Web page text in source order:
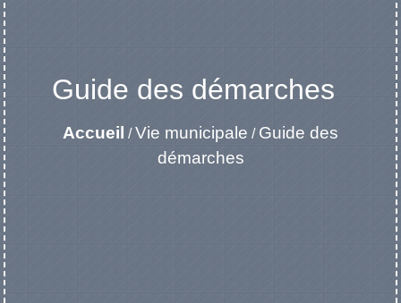
Guide des démarches
Accueil /Vie municipale / Guide des
démarches